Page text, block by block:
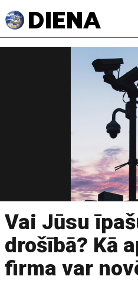
Vai Jūsu
drošībā? Kā
firma var